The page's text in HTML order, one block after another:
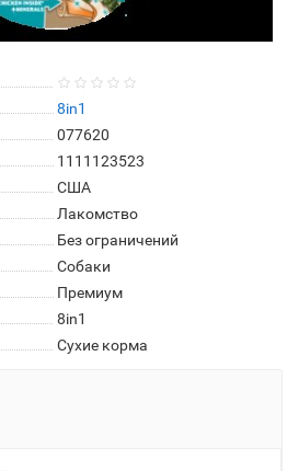
8in1
077620
1111123523
США
Лакомство
Без ограничений
Собаки
Премиум
8in1
Сухие корма